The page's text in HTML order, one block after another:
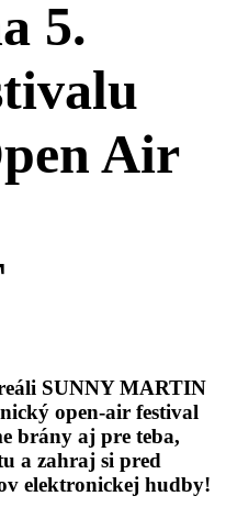
5.
Air
SUNNY MARTIN
open-air festival
brány aj pre teba,
a zahraj si pred
elektronickej hudby!